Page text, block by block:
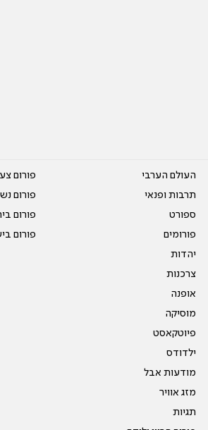
העולם הערבי
תרבות ופנאי
ספורט
פורומים
יהדות
צרכנות
אופנה
מוסיקה
פיוטקאסט
ילדודס
מודעות אבל
מזג אוויר
תגיות
פורום
פורום
פורום
פורום